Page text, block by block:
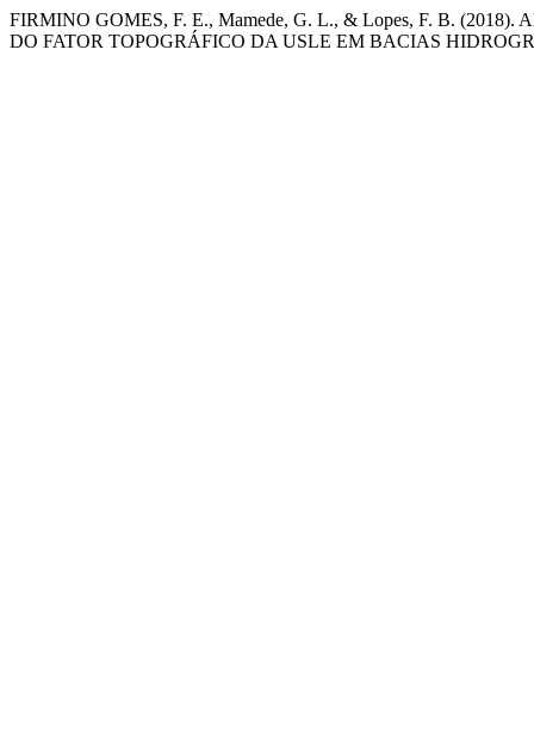
FIRMINO GOMES, F. E., Mamede, G. L., & Lopes, F. B.
DO FATOR TOPOGRÁFICO DA USLE EM BACIAS